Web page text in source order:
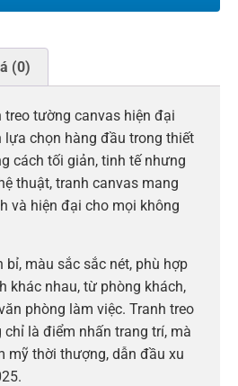
(0)
treo tường canvas hiện đại
chọn hàng đầu trong thiết
cách tối giản, tinh tế nhưng
thuật, tranh canvas mang
và hiện đại cho mọi không
bỉ, màu sắc sắc nét, phù hợp
khác nhau, từ phòng khách,
phòng làm việc. Tranh treo
là điểm nhấn trang trí, mà
mỹ thời thượng, dẫn đầu xu